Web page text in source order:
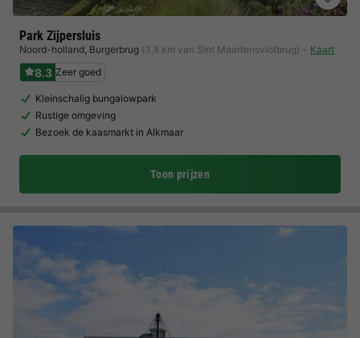
Park Zijpersluis
Noord-holland, Burgerbrug (3,8 km van Sint Maartensvlotbrug) Kaart
8.3 Zeer goed
Kleinschalig bungalowpark
Rustige omgeving
Bezoek de kaasmarkt in Alkmaar
Toon prijzen